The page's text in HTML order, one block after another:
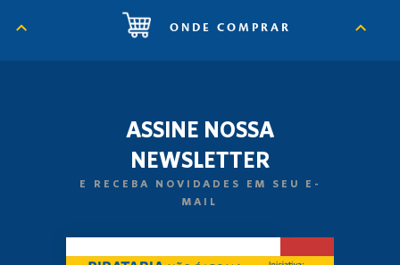
ONDE COMPRAR
ASSINE NOSSA
NEWSLETTER
E RECEBA NOVIDADES EM SEU E-
MAIL